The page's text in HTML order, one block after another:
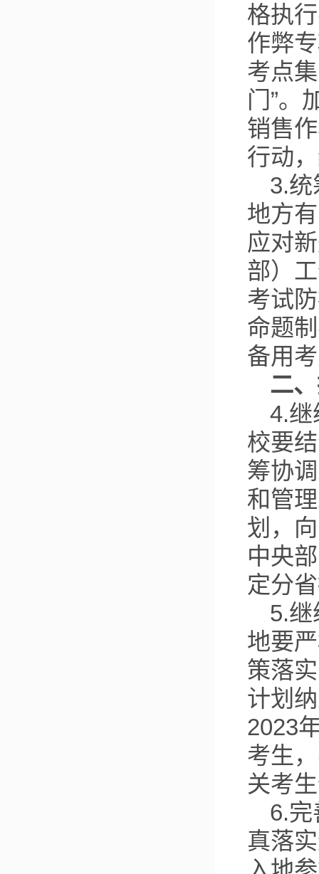
格执
作弊
考点
门”。
销售
行动
3.
地方
应对
部）
考试
命题
备用
二
4.继
校要
筹协
和管
划，
中央
定分
5.
地要
策落
计划
2023
考生
关考
6.
真落